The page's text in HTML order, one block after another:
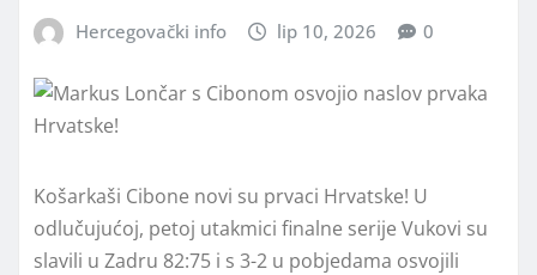
Hercegovački info lip 10, 2026 0
Košarkaši Cibone novi su prvaci Hrvatske! U
odlučujućoj, petoj utakmici finalne serije Vukovi su
slavili u Zadru 82:75 i s 3-2 u pobjedama osvojili